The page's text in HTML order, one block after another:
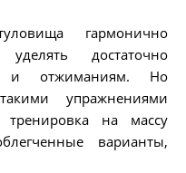
гармонично
достаточно
и отжиманиям. Но
упражнениями
тренировка на массу
варианты,